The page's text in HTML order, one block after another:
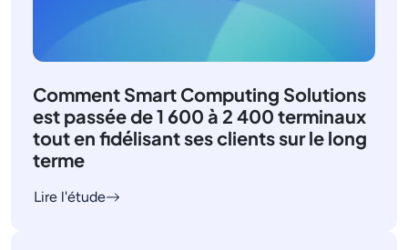
Comment Smart Computing Solutions
est passée de 1 600 à 2 400 terminaux
tout en fidélisant ses clients sur le long
terme
Lire l'étude